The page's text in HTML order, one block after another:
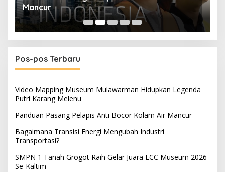
Mancur
Pos-pos Terbaru
Video Mapping Museum Mulawarman Hidupkan Legenda
Putri Karang Melenu
Panduan Pasang Pelapis Anti Bocor Kolam Air Mancur
Bagaimana Transisi Energi Mengubah Industri
Transportasi?
SMPN 1 Tanah Grogot Raih Gelar Juara LCC Museum 2026
Se-Kaltim